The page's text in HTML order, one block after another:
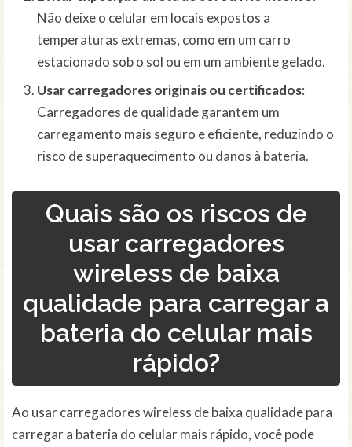
Não deixe o celular em locais expostos a
temperaturas extremas, como em um carro
estacionado sob o sol ou em um ambiente gelado.
Usar carregadores originais ou certificados:
Carregadores de qualidade garantem um
carregamento mais seguro e eficiente, reduzindo o
risco de superaquecimento ou danos à bateria.
Quais são os riscos de
usar carregadores
wireless de baixa
qualidade para carregar a
bateria do celular mais
rápido?
Ao usar carregadores wireless de baixa qualidade para
carregar a bateria do celular mais rápido, você pode